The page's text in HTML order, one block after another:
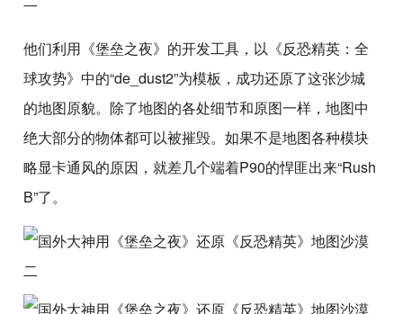
他们利用《堡垒之夜》的开发工具，以《反恐精英：全
球攻势》中的“de_dust2”为模板，成功还原了这张沙城
的地图原貌。除了地图的各处细节和原图一样，地图中
绝大部分的物体都可以被摧毁。如果不是地图各种模块
略显卡通风的原因，就差几个端着P90的悍匪出来“Rush
B”了。